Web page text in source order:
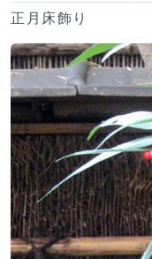
正月床飾り